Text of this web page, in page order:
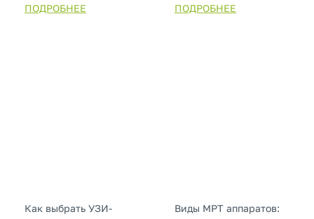
ПОДРОБНЕЕ
ПОДРОБНЕЕ
Как выбрать УЗИ-
Виды МРТ аппаратов: